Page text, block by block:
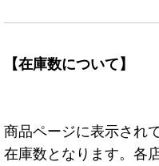
【在庫数について】
商品ページに表示され
在庫数となります。各